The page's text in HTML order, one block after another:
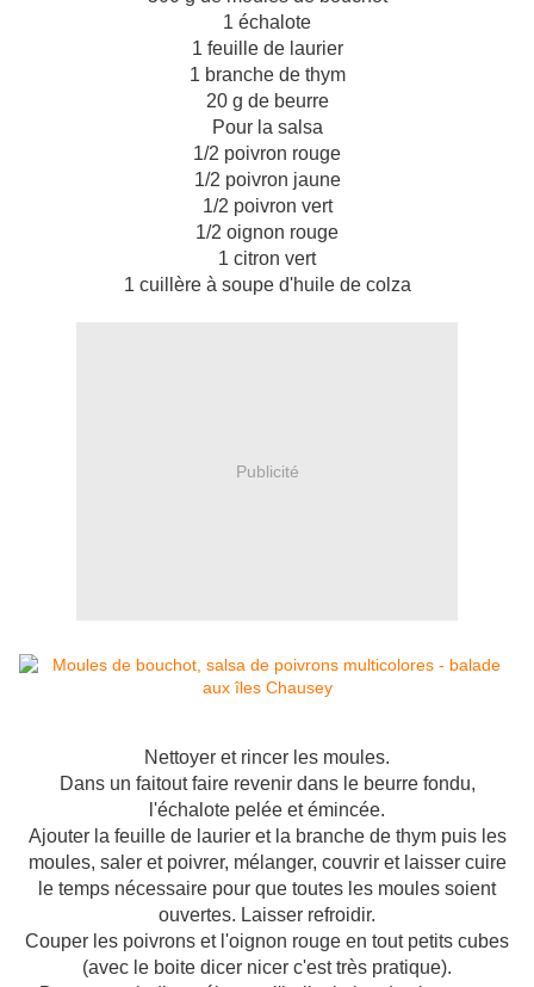
1 échalote
1 feuille de laurier
1 branche de thym
20 g de beurre
Pour la salsa
1/2 poivron rouge
1/2 poivron jaune
1/2 poivron vert
1/2 oignon rouge
1 citron vert
1 cuillère à soupe d'huile de colza
Publicité
Nettoyer et rincer les moules.
Dans un faitout faire revenir dans le beurre fondu,
l'échalote pelée et émincée.
Ajouter la feuille de laurier et la branche de thym puis les
moules, saler et poivrer, mélanger, couvrir et laisser cuire
le temps nécessaire pour que toutes les moules soient
ouvertes. Laisser refroidir.
Couper les poivrons et l'oignon rouge en tout petits cubes
(avec le boite dicer nicer c'est très pratique).